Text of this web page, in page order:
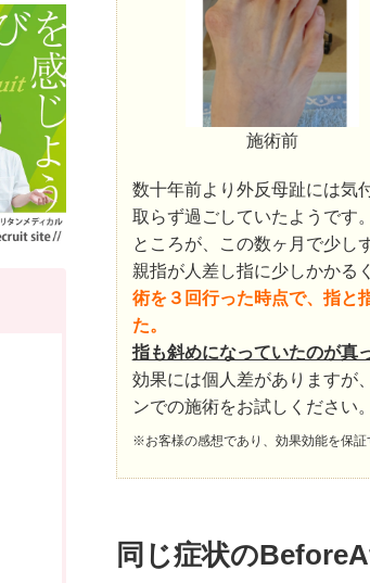
施術前
数十年前より外反母趾には気
取らず過ごしていたようです。
ところが、この数ヶ月で少し
親指が人差し指に少しかかる
術を３回行った時点で、指と
た。
指も斜めになっていたのが真
効果には個人差がありますが
ンでの施術をお試しください。
※お客様の感想であり、効果効能を保証
同じ症状の